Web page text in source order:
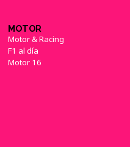
MOTOR
Motor & Racing
F1 al día
Motor 16